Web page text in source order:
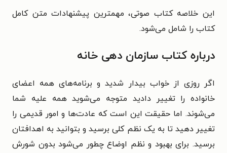
این خلاصه کتاب صوتی، مهمترین پیشنهادات متن کامل
کتاب را شامل می‌شود.
درباره کتاب سازمان دهی خانه
اگر روزی از خواب بیدار شدید و برنامه‌های همه اعضای
خانواده را تغییر دادید متوجه می‌شوید همه علیه شما
می‌شوند. اما حقیقت این است که عادت‌ها و امور قدیمی را
تغییر دهید تا به یک نظم کلی برسید و بتوانید به اهدافتان
برسید. برای بهبود و نظم اوضاع چطور می‌شود بدون شورش